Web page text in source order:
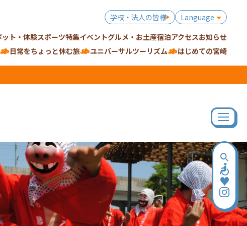
学校・法人の皆様
Language
ット・体験スポーツ特集イベントグルメ・お土産宿泊アクセスお知らせ
日常をちょっと休む旅 ユニバーサルツーリズム はじめての宮崎